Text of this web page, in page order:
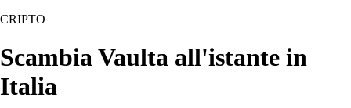
CRIPTO
Scambia Vaulta all'istante in
Italia